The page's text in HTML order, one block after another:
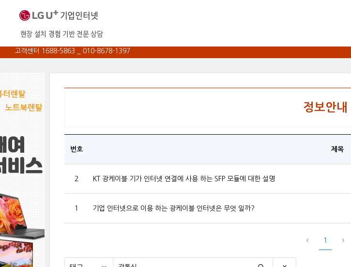
고객센터 1688-5863 _ 010-8678-1397
정보안내
번호 제목
2 KT 광케이블 기가 인터넷 연결에 사용 하는 SFP 모듈에 대한 설명
1 기업 인터넷으로 이용 하는 광케이블 인터넷은 무엇 일까?
1